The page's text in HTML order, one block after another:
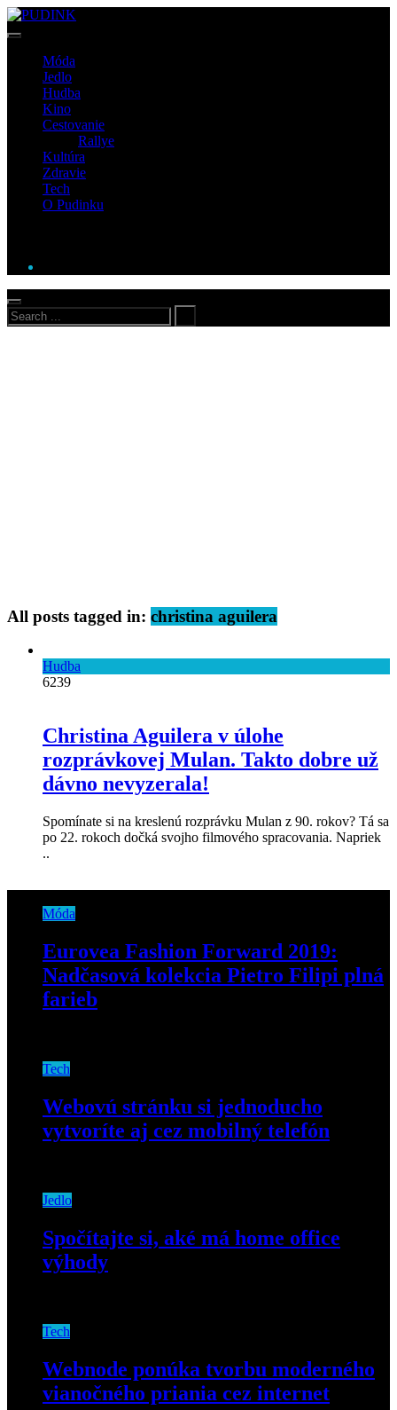
Móda
Jedlo
Hudba
Kino
Cestovanie
Rallye
Kultúra
Zdravie
Tech
O Pudinku
All posts tagged in: christina aguilera
Hudba
6239
Christina Aguilera v úlohe
rozprávkovej Mulan. Takto dobre už
dávno nevyzerala!
Spomínate si na kreslenú rozprávku Mulan z 90. rokov? Tá sa
po 22. rokoch dočká svojho filmového spracovania. Napriek
..
Móda
Eurovea Fashion Forward 2019:
Nadčasová kolekcia Pietro Filipi plná
farieb
Tech
Webovú stránku si jednoducho
vytvoríte aj cez mobilný telefón
Jedlo
Spočítajte si, aké má home office
výhody
Tech
Webnode ponúka tvorbu moderného
vianočného priania cez internet